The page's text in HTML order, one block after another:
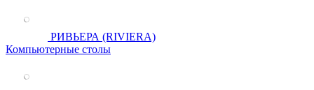
РИВЬЕРА (RIVIERA)
Компьютерные столы